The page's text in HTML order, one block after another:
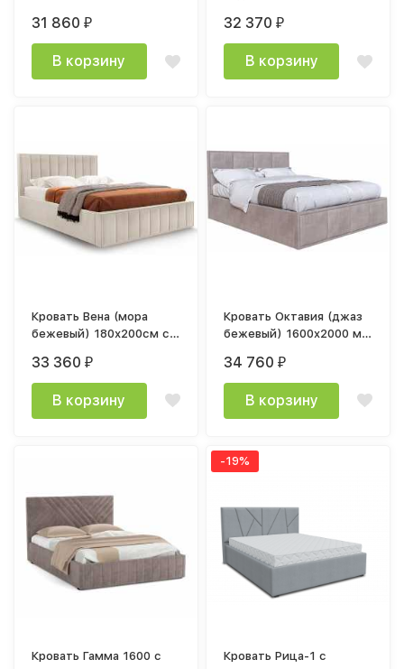
31 860₽
В корзину
022
32 370₽
В корзину
Кровать Вена (мора
бежевый) 180х200см с
33 360₽
В корзину
Кровать Октавия (джаз
бежевый) 1600x2000 мм
механизмом
34 760₽
В корзину
Кровать Гамма 1600 с
-19%
Кровать Рица-1 с